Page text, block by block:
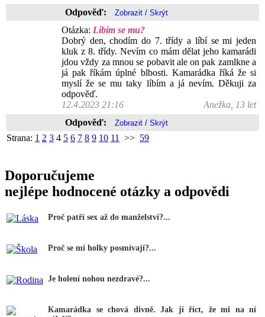
Odpověď:
Otázka: Líbím se mu?
Dobrý den, chodím do 7. třídy a líbí se mi jeden
kluk z 8. třídy. Nevím co mám dělat jeho kamarádi
jdou vždy za mnou se pobavit ale on pak zamlkne a
já pak říkám úplné blbosti. Kamarádka říká že si
myslí že se mu taky líbím a já nevím. Děkuji za
odpověď.
12.4.2023 21:16
Anežka, 13 let
Odpověď:
Strana: 1 2 3 4 5 6 7 8 9 10 11 >> 59
Doporučujeme
nejlépe hodnocené otázky a odpovědi
Proč patří sex až do manželství?...
Proč se mi holky posmívají?...
Je holení nohou nezdravé?...
Kamarádka se chová divně. Jak jí říct, že mi na ní